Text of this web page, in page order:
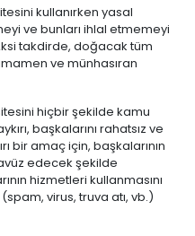
kullanırken yasal
ve bunları ihlal etmemeyi
takdirde, doğacak tüm
ve münhasıran
hiçbir şekilde kamu
başkalarını rahatsız ve
bir amaç için, başkalarının
edecek şekilde
hizmetleri kullanmasını
virus, truva atı, vb.)